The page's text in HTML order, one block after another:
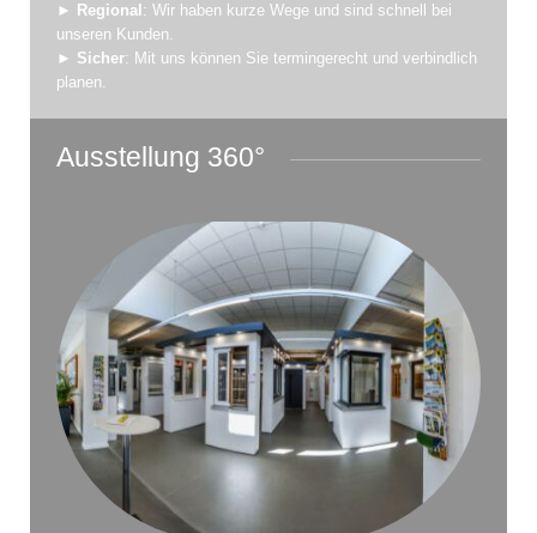
►
Regional : Wir haben kurze Wege und sind schnell bei
unseren Kunden.
► Sicher: Mit uns können Sie termingerecht und verbindlich
planen.
Ausstellung 360°